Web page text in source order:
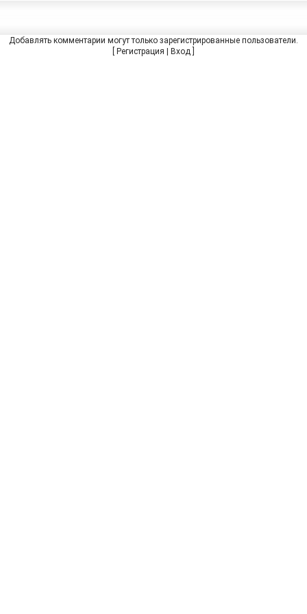
Добавлять комментарии могут только зарегистрированные пользователи.
Регистрация | Вход